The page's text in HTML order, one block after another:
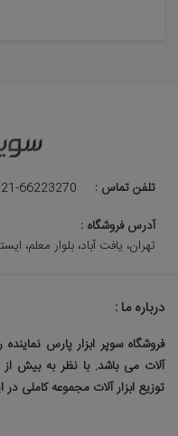
تلفن تماس :
66223270
آدرس فروشگاه :
تهران، یافت آباد، بلوار معلم،
درباره ما :
فروشگاه سوپر ابزار پارس
آلات می باشد. با نظر به بیش
توزیع ابزار آلات مجموعه کاملی